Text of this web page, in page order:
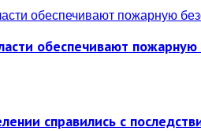
обеспечивают пожарную
справились с